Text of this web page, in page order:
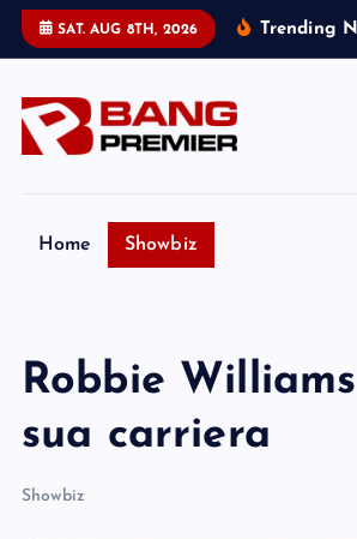
SAT. AUG 8TH, 2026 Trending
Home Showbiz
Robbie
sua carriera
Showbiz